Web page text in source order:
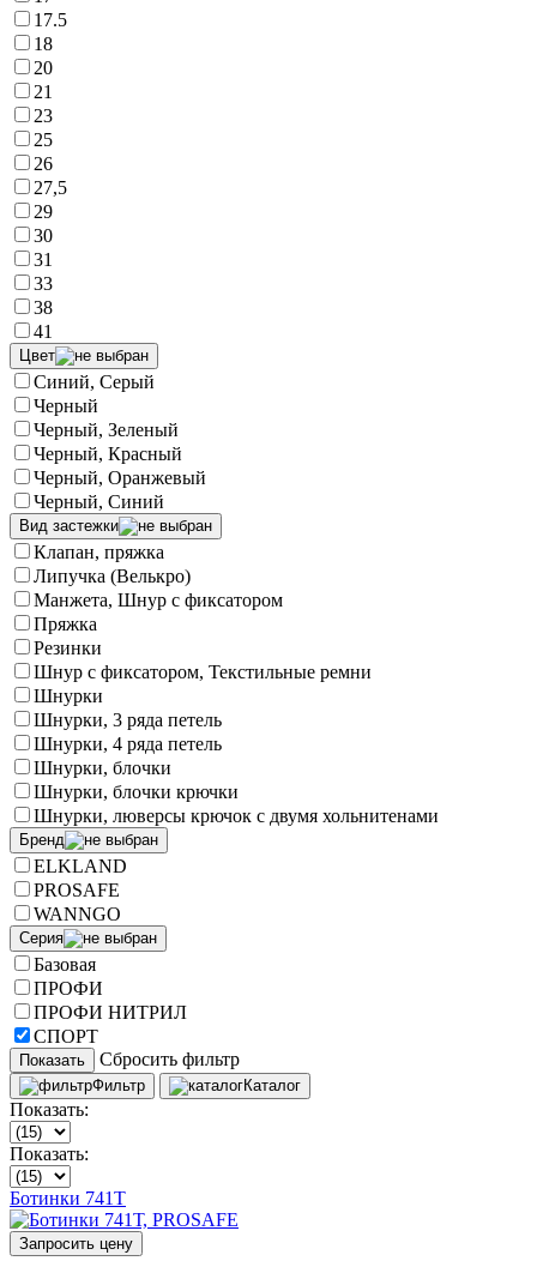
17.5
18
20
21
23
25
26
27,5
29
30
31
33
38
41
Цвет
Синий, Серый
Черный
Черный, Зеленый
Черный, Красный
Черный, Оранжевый
Черный, Синий
Вид застежки
Клапан, пряжка
Липучка (Велькро)
Манжета, Шнур с фиксатором
Пряжка
Резинки
Шнур с фиксатором, Текстильные ремни
Шнурки
Шнурки, 3 ряда петель
Шнурки, 4 ряда петель
Шнурки, блочки
Шнурки, блочки крючки
Шнурки, люверсы крючок с двумя хольнитенами
Бренд
ELKLAND
PROSAFE
WANNGO
Серия
Базовая
ПРОФИ
ПРОФИ НИТРИЛ
СПОРТ
Показать Сбросить фильтр
Фильтр Каталог
Показать:
Показать:
Ботинки 741Т
Запросить цену